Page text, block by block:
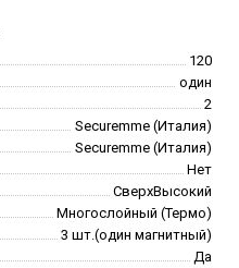
120
один
2
Securemme (Италия)
Securemme (Италия)
Нет
СверхВысокий
Многослойный (Термо)
3 шт.(один магнитный)
Да